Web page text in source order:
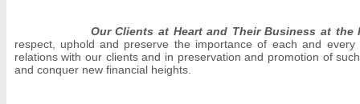
Our Clients at Heart and Their Business at the
respect, uphold and preserve the importance of each and
relations with our clients and in preservation and promotion of
and conquer new financial heights.